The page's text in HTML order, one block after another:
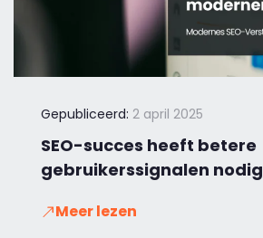
Gepubliceerd: 2 april 2025
SEO-succes heeft betere
gebruikerssignalen nodig
Meer lezen